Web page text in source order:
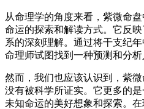
从命理学的角度来看，紫微命
命运的探索和解读方式。它反
系的深刻理解。通过将干支纪
命理师试图找到一种预测和分析
然而，我们也应该认识到，紫
没有被科学所证实。它更多的
未知命运的美好想象和探索。